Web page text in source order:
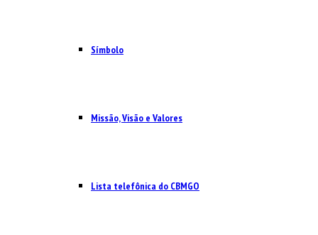
Símbolo
Missão, Visão e Valores
Lista telefônica do CBMGO